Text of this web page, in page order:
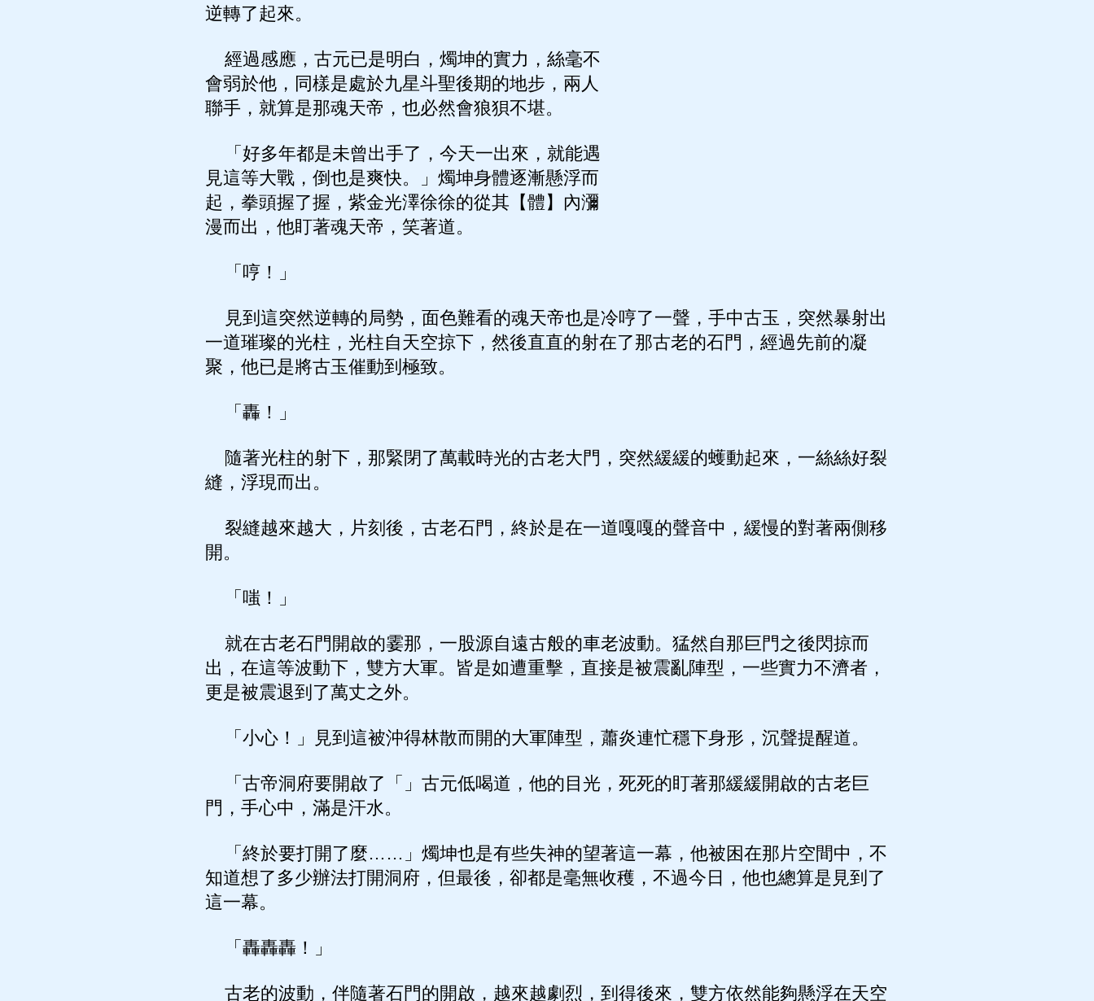
逆轉了起來。
經過感應，古元已是明白，燭坤的實力，絲毫不
會弱於他，同樣是處於九星斗聖後期的地步，兩人
聯手，就算是那魂天帝，也必然會狼狽不堪。
「好多年都是未曾出手了，今天一出來，就能遇
見這等大戰，倒也是爽快。」燭坤身體逐漸懸浮而
起，拳頭握了握，紫金光澤徐徐的從其【體】內瀰
漫而出，他盯著魂天帝，笑著道。
「哼！」
見到這突然逆轉的局勢，面色難看的魂天帝也是冷哼了一聲，手中古玉，突然暴射出
一道璀璨的光柱，光柱自天空掠下，然後直直的射在了那古老的石門，經過先前的凝
聚，他已是將古玉催動到極致。
「轟！」
隨著光柱的射下，那緊閉了萬載時光的古老大門，突然緩緩的蠖動起來，一絲絲好裂
縫，浮現而出。
裂縫越來越大，片刻後，古老石門，終於是在一道嘎嘎的聲音中，緩慢的對著兩側移
開。
「嗤！」
就在古老石門開啟的霎那，一股源自遠古般的車老波動。猛然自那巨門之後閃掠而
出，在這等波動下，雙方大軍。皆是如遭重擊，直接是被震亂陣型，一些實力不濟者，
更是被震退到了萬丈之外。
「小心！」見到這被沖得林散而開的大軍陣型，蕭炎連忙穩下身形，沉聲提醒道。
「古帝洞府要開啟了「」古元低喝道，他的目光，死死的盯著那緩緩開啟的古老巨
門，手心中，滿是汗水。
「終於要打開了麼……」燭坤也是有些失神的望著這一幕，他被困在那片空間中，不
知道想了多少辦法打開洞府，但最後，卻都是毫無收穫，不過今日，他也總算是見到了
這一幕。
「轟轟轟！」
古老的波動，伴隨著石門的開啟，越來越劇烈，到得後來，雙方依然能夠懸浮在天空